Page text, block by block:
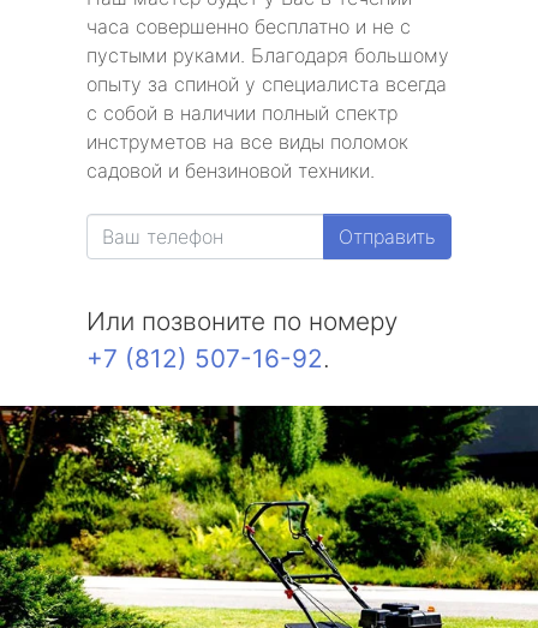
часа совершенно бесплатно и не с
пустыми руками. Благодаря большому
опыту за спиной у специалиста всегда
с собой в наличии полный спектр
инструметов на все виды поломок
садовой и бензиновой техники.
Отправить
Или позвоните по номеру
+7 (812) 507-16-92.